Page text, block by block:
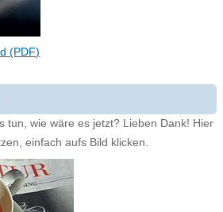
(PDF)
tun, wie wäre es jetzt? Lieben Dank! Hier
einfach aufs Bild klicken.